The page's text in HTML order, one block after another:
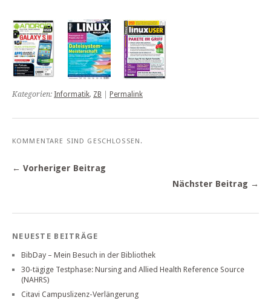
Kategorien: Informatik, ZB Permalink
KOMMENTARE SIND GESCHLOSSEN.
← Vorheriger Beitrag
Nächster Beitrag →
NEUESTE BEITRÄGE
BibDay – Mein Besuch in der Bibliothek
30-tägige Testphase: Nursing and Allied Health Reference Source
(NAHRS)
Citavi Campuslizenz-Verlängerung